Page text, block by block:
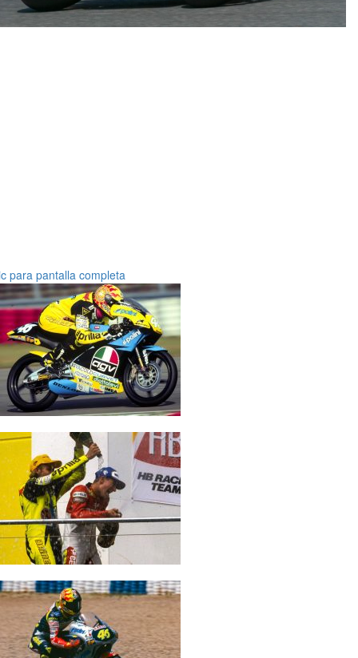
para pantalla completa